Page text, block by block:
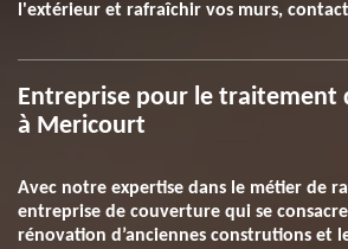
l'extérieur et rafraîchir vos murs,
Entreprise pour le traitement
à Mericourt
Avec notre expertise dans le métier de
entreprise de couverture qui se consacre
rénovation d’anciennes construtions et